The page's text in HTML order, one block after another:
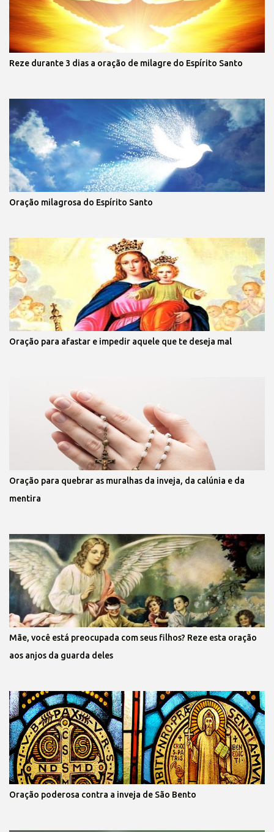
Reze durante 3 dias a oração de milagre do Espírito Santo
Oração milagrosa do Espírito Santo
Oração para afastar e impedir aquele que te deseja mal
Oração para quebrar as muralhas da inveja, da calúnia e da
mentira
Mãe, você está preocupada com seus filhos? Reze esta oração
aos anjos da guarda deles
Oração poderosa contra a inveja de São Bento